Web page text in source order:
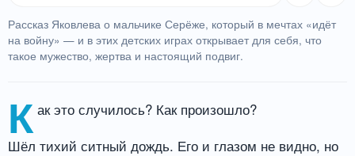
Рассказ Яковлева о мальчике Серёже, который в мечтах «идёт
на войну» — и в этих детских играх открывает для себя, что
такое мужество, жертва и настоящий подвиг.
К ак это случилось? Как произошло?
Шёл тихий ситный дождь. Его и глазом не видно, но